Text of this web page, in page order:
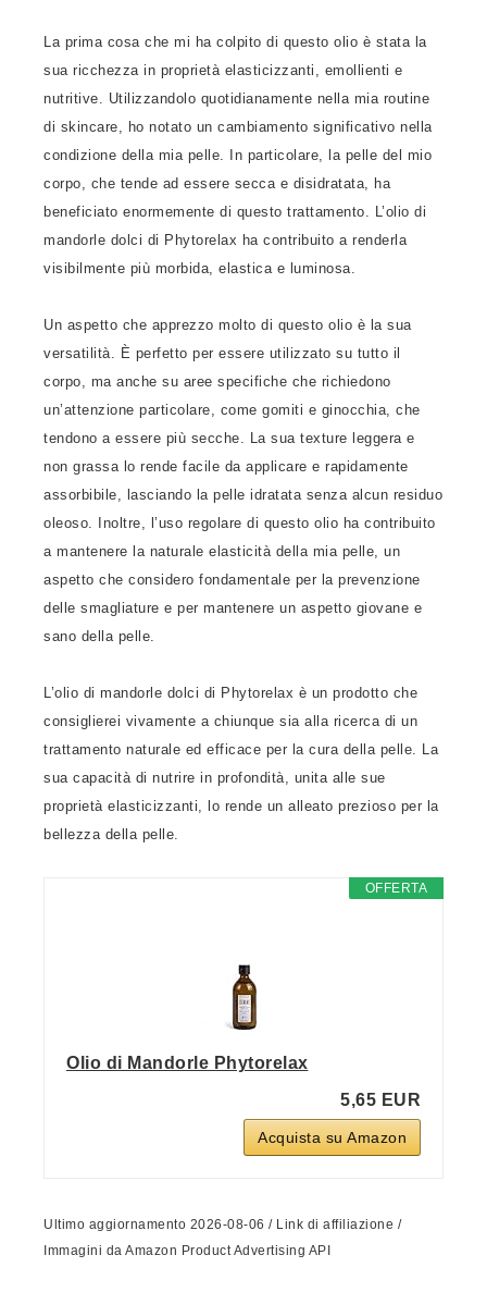
La prima cosa che mi ha colpito di questo olio è stata la
sua ricchezza in proprietà elasticizzanti, emollienti e
nutritive. Utilizzandolo quotidianamente nella mia routine
di skincare, ho notato un cambiamento significativo nella
condizione della mia pelle. In particolare, la pelle del mio
corpo, che tende ad essere secca e disidratata, ha
beneficiato enormemente di questo trattamento. L’olio di
mandorle dolci di Phytorelax ha contribuito a renderla
visibilmente più morbida, elastica e luminosa.
Un aspetto che apprezzo molto di questo olio è la sua
versatilità. È perfetto per essere utilizzato su tutto il
corpo, ma anche su aree specifiche che richiedono
un’attenzione particolare, come gomiti e ginocchia, che
tendono a essere più secche. La sua texture leggera e
non grassa lo rende facile da applicare e rapidamente
assorbibile, lasciando la pelle idratata senza alcun residuo
oleoso. Inoltre, l’uso regolare di questo olio ha contribuito
a mantenere la naturale elasticità della mia pelle, un
aspetto che considero fondamentale per la prevenzione
delle smagliature e per mantenere un aspetto giovane e
sano della pelle.
L’olio di mandorle dolci di Phytorelax è un prodotto che
consiglierei vivamente a chiunque sia alla ricerca di un
trattamento naturale ed efficace per la cura della pelle. La
sua capacità di nutrire in profondità, unita alle sue
proprietà elasticizzanti, lo rende un alleato prezioso per la
bellezza della pelle.
OFFERTA
Olio di Mandorle Phytorelax
5,65 EUR
Acquista su Amazon
Ultimo aggiornamento 2026-08-06 / Link di affiliazione /
Immagini da Amazon Product Advertising API